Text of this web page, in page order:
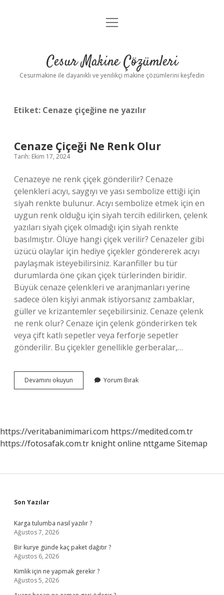
Anasayfa
Yasal Uyarı
menüyü
Cesur Makine Çözümleri
Cesurmakine ile dayanıklı ve yenilikçi makine çözümlerini keşfedin
Etiket: Cenaze çiçeğine ne yazılır
Cenaze Çiçeği Ne Renk Olur
Tarih: Ekim 17, 2024
Cenazeye ne renk çiçek gönderilir? Cenaze
çelenkleri acıyı, saygıyı ve yası sembolize ettiği için
siyah renkte bulunur. Acıyı sembolize etmek için en
uygun renk olduğu için siyah tercih edilirken, çelenk
yazıları siyah çiçek olmadığı için siyah renkte
basılmıştır. Ölüye hangi çiçek verilir? Cenazeler gibi
üzücü olaylar için hediye çiçekler göndererek acıyı
paylaşmak isteyebilirsiniz. Karanfiller bu tür
durumlarda öne çıkan çiçek türlerinden biridir.
Büyük cenaze çelenkleri ve aranjmanları yerine
sadece ölen kişiyi anmak istiyorsanız zambaklar,
güller ve krizantemler seçebilirsiniz. Cenaze çelenk
ne renk olur? Cenaze için çelenk gönderirken tek
veya çift katlı sepetler veya ferforje sepetler
gönderilir. Bu çiçekler genellikle gerberalar,…
Devamını okuyun
Çiçeği
Yorum Bırak
https://veritabanimimari.com https://medited.com.tr
https://fotosafak.com.tr knight online nttgame Sitemap
Sidebar
Son Yazılar
Karga tulumba nasıl yazılır ?
Ağustos 7, 2026
Bir kurye günde kaç paket dağıtır ?
Ağustos 6, 2026
Kimlik için ne yapmak gerekir ?
Ağustos 5, 2026